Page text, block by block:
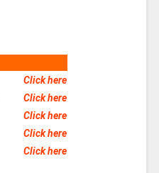
Click here
Click here
Click here
Click here
Click here